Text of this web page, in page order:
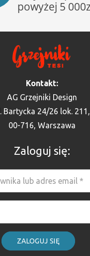
Kontakt:
AG Grzejniki Design
Bartycka 24/26 lok. 211,
00-716, Warszawa
Zaloguj się:
ZALOGUJ SIĘ